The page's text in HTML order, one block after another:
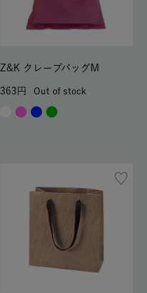
Z&K クレープバッグM
363 Out of stock